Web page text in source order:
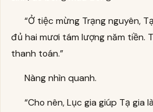
“Ở tiệc mừng Trạng nguyên,
đủ hai mươi tám lượng năm tiền.
thanh toán.”
Nàng nhìn quanh.
“Cho nên, Lục gia giúp Tạ gia